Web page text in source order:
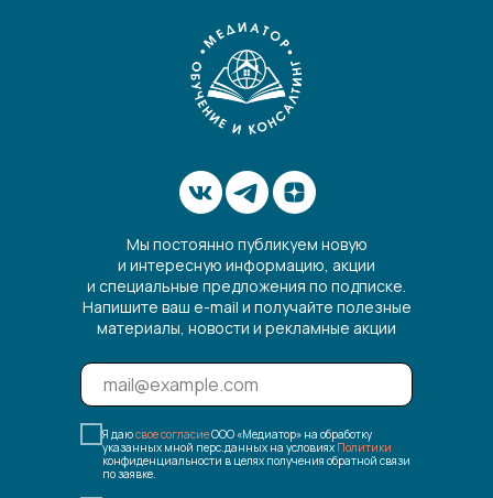
Мы постоянно публикуем новую
и интересную информацию, акции
и специальные предложения по подписке.
Напишите ваш e-mail и получайте полезные
материалы, новости и рекламные акции
Я даюсвое согласиеООО «Медиатор» на обработку
указанных мной перс.данных на условиях Политики
конфиденциальности в целях получения обратной связи
по заявке.